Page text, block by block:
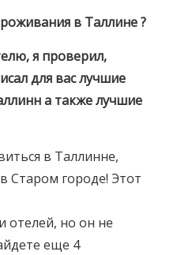
в Таллине?
я проверил,
для вас лучшие
а также лучшие
в Таллинне,
Старом городе! Этот
отелей, но он не
еще 4